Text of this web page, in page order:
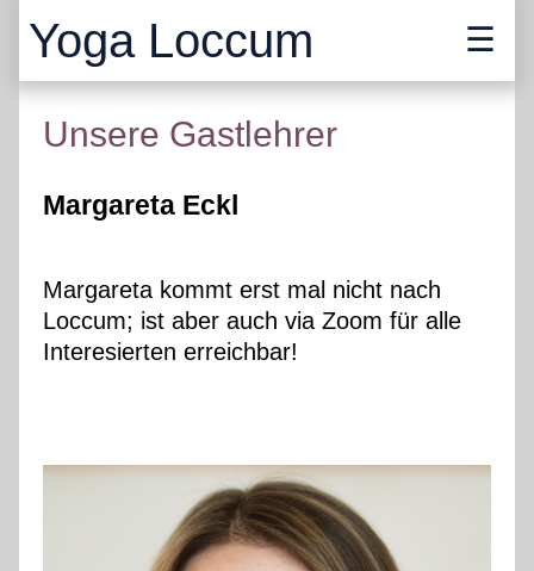
Yoga Loccum
Unsere Gastlehrer
Margareta Eckl
Margareta kommt erst mal nicht nach
Loccum; ist aber auch via Zoom für alle
Interesierten erreichbar!